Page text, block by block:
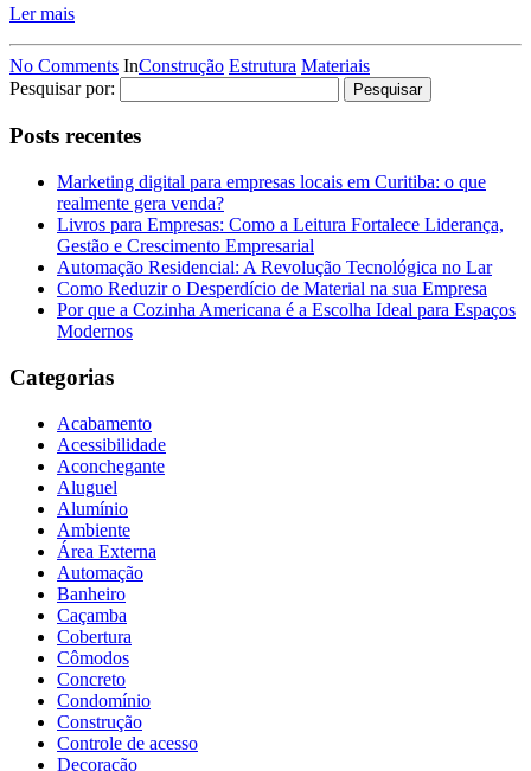
Ler mais
No Comments InConstrução Estrutura Materiais
Pesquisar por:
Posts recentes
Marketing digital para empresas locais em Curitiba: o que
realmente gera venda?
Livros para Empresas: Como a Leitura Fortalece Liderança,
Gestão e Crescimento Empresarial
Automação Residencial: A Revolução Tecnológica no Lar
Como Reduzir o Desperdício de Material na sua Empresa
Por que a Cozinha Americana é a Escolha Ideal para Espaços
Modernos
Categorias
Acabamento
Acessibilidade
Aconchegante
Aluguel
Alumínio
Ambiente
Área Externa
Automação
Banheiro
Caçamba
Cobertura
Cômodos
Concreto
Condomínio
Construção
Controle de acesso
Decoração